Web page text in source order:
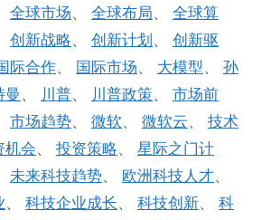
全球市场、 全球布局、 全球算
创新战略、 创新计划 、 创新驱
际合作、 国际市场、 大模型、 孙
曼、 川普、 川普政策、 市场前
市场趋势、 微软、 微软云、 技术
机会、 投资策略、 星际之门计
未来科技趋势、 欧洲科技人才、
、 科技企业成长、 科技创新、 科